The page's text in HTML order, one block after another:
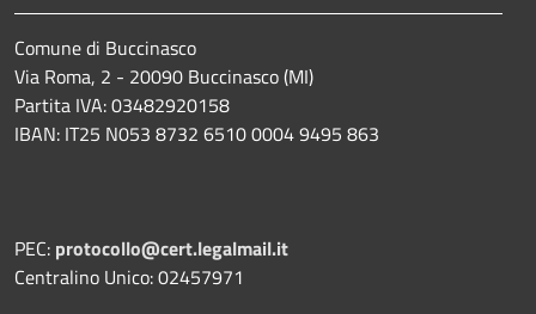
Comune di Buccinasco
Via Roma, 2 - 20090 Buccinasco (MI)
Partita IVA: 03482920158
IBAN: IT25 N053 8732 6510 0004 9495 863
PEC: protocollo@cert.legalmail.it
Centralino Unico: 02457971